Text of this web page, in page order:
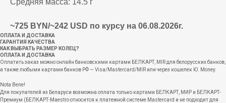
Средняя масса: 14.5 г
~725 BYN/~242 USD по курсу на 06.08.2026г.
ОПЛАТА И ДОСТАВКА
ГАРАНТИЯ КАЧЕСТВА
КАК ВЫБРАТЬ РАЗМЕР КОЛЕЦ?
ОПЛАТА И ДОСТАВКА
Оплатить заказ можно онлайн банковскими картами БЕЛКАРТ, MIR для белорусских банков,
а также любыми картами банков РФ — Visa/Mastercard/MIR или через кошелек Ю. Money.
Nota Bene!
Для покупателей из Беларуси возможна оплата только картами БЕЛКАРТ, МИР и БЕЛКАРТ-
Премиум (БЕЛКАРТ-Maestro относится к платежной системе Mastercard и не подходит для